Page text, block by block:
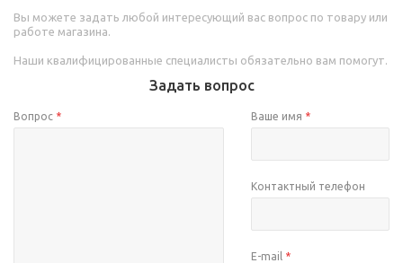
Вы можете задать любой интересующий вас вопрос по товару или
работе магазина.
Наши квалифицированные специалисты обязательно вам помогут.
Задать вопрос
Вопрос * Ваше имя *
Контактный телефон
E-mail *